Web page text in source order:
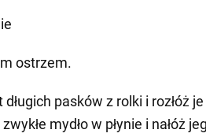
ostrzem.
pasków z rolki i rozłóż je
mydło w płynie i nałóż